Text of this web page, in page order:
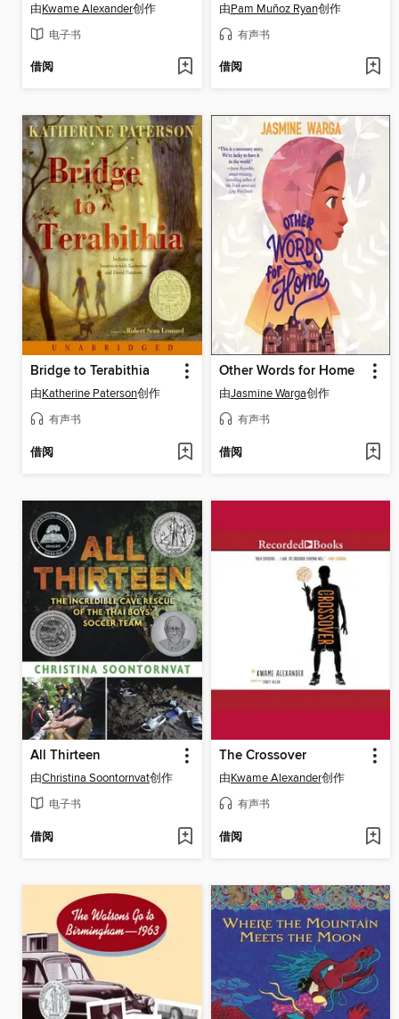
由Kwame Alexander创作
电子书
借阅
由Pam Muñoz Ryan创作
有声书
借阅
Bridge to Terabithia
由Katherine Paterson创作
有声书
借阅
Other Words for Home
由Jasmine Warga创作
有声书
借阅
All Thirteen
由Christina Soontornvat创作
电子书
借阅
The Crossover
由Kwame Alexander创作
有声书
借阅